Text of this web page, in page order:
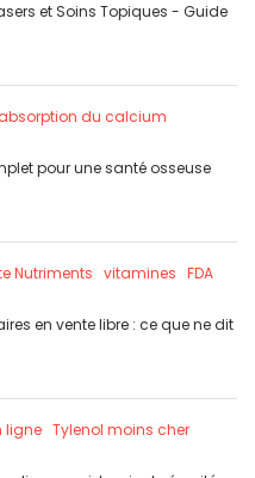
et Soins Topiques - Guide
absorption du calcium
pour une santé osseuse
Nutriments vitamines FDA
en vente libre : ce que ne dit
ligne Tylenol moins cher